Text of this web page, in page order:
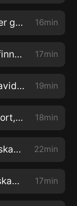
Uke 3: Hvordan vite at man er gravid og unnfangelsen 16min
Uke 4: Hvordan regne uker, finne termindato og graviditetssymptomer 17min
Uke 5: Hvordan leve som gravid - søvn, kosthold, folat og jod er stikkord. 19min
Uke 6: Redsel for spontanabort, gravidboblen 18min
Uke 7: Hva skjer på svangerskapskontrollene, Helsekortet 22min
Uke 8: Blødninger i svangerskapet og strekksmerter 17min